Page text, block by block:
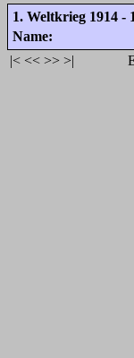
1. Weltkrieg 1914 -
Name:
|< << >> >|